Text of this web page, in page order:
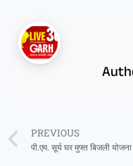
PREVIOUS